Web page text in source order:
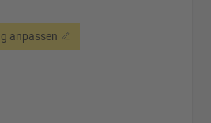
anpassen